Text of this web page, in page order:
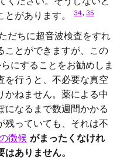
があります。
34, 35
だちに超音波検査をすれ
ことができますが、この
にすることをお勧めしま
を行うと、不必要な真空
かねません。薬による中
になるまで数週間かかる
残っていても、それは不
徴候 がまったくなけれ
ありません。